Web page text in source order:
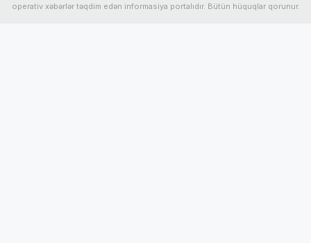
operativ xəbərlər təqdim edən informasiya portalıdır. Bütün hüquqlar qorunur.